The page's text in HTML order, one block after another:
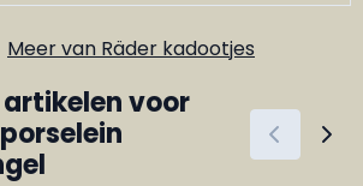
Meer van Räder kadootjes
voor